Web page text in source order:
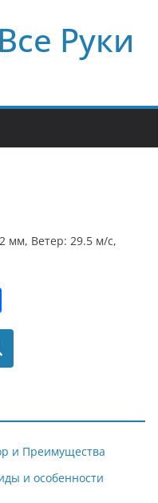
Руки
мм, Ветер: 29.5 м/с,
т
п
р
в
и
т
и Преимущества
и особенности